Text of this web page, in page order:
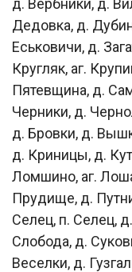
д. Вербники, д.
Дедовка, д.
Еськовичи, д.
Кругляк, аг.
Пятевщина, д.
Черники, д.
д. Бровки, д.
д. Криницы, д.
Ломшино, аг.
Прудище, д.
Селец, п. Селец,
Слобода, д.
Веселки, д.